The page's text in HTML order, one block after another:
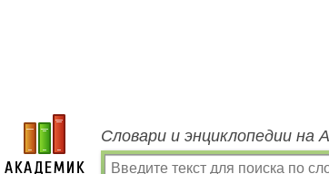
Словари и энциклопедии на